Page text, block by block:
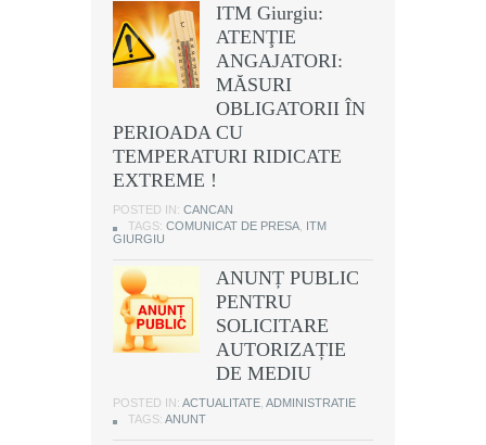
ITM Giurgiu:
ATENŢIE
ANGAJATORI:
MĂSURI
OBLIGATORII ÎN
PERIOADA CU
TEMPERATURI RIDICATE
EXTREME !
POSTED IN: CANCAN
TAGS: COMUNICAT DE PRESA ITM
GIURGIU
ANUNȚ PUBLIC
PENTRU
SOLICITARE
AUTORIZAȚIE
DE MEDIU
POSTED IN: ACTUALITATE ADMINISTRATIE
TAGS: ANUNT